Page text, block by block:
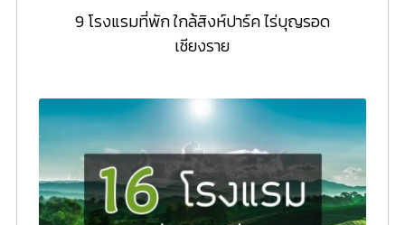
9 โรงแรมที่พัก ใกล้สิงห์ปาร์ค ไร่บุญรอด
เชียงราย